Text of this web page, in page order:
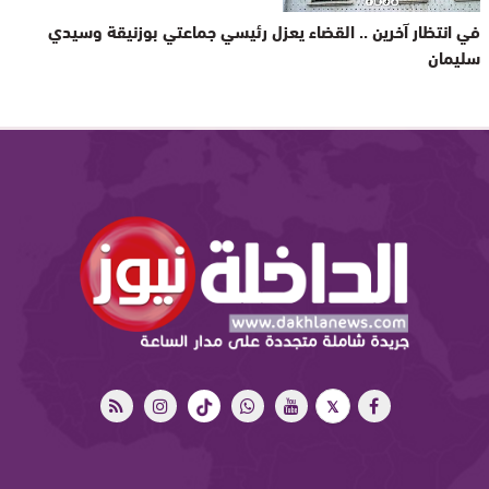
في انتظار آخرين .. القضاء يعزل رئيسي جماعتي بوزنيقة وسيدي
سليمان